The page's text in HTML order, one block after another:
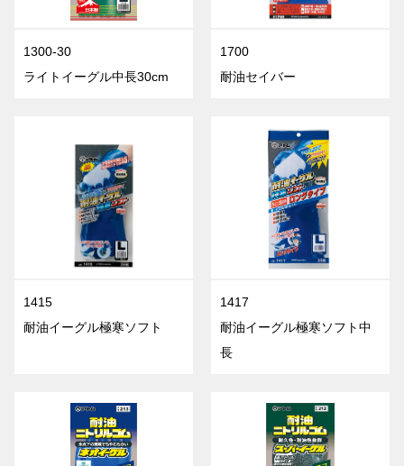
1300-30
ライトイーグル中長30cm
1700
耐油セイバー
1415
耐油イーグル極寒ソフト
1417
耐油イーグル極寒ソフト中
長